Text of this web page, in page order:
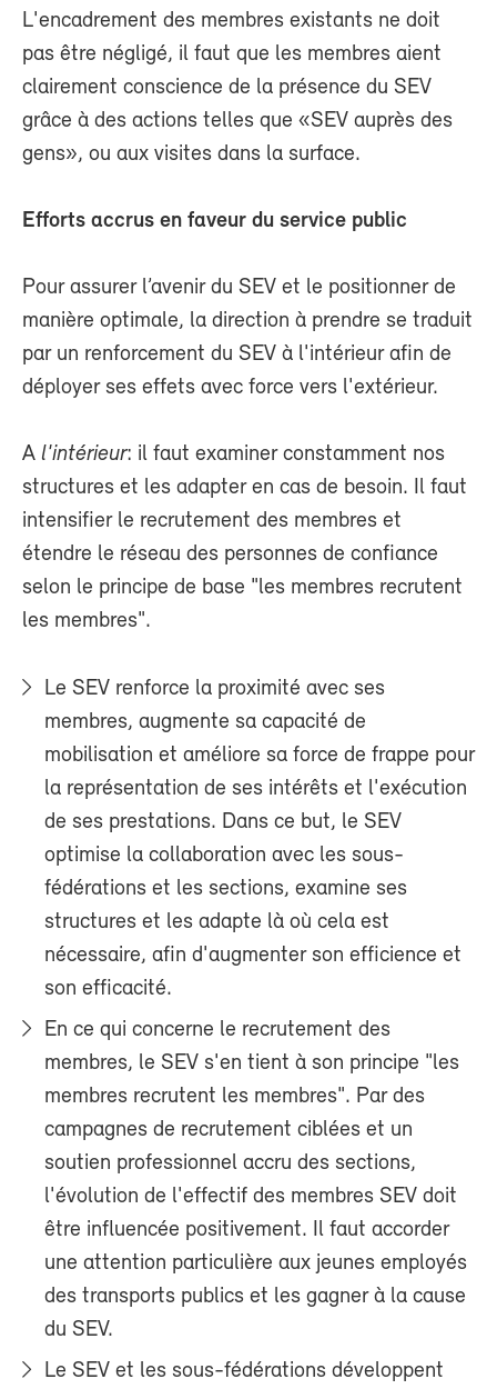
L'encadrement des membres existants ne doit
pas être négligé, il faut que les membres aient
clairement conscience de la présence du SEV
grâce à des actions telles que «SEV auprès des
gens», ou aux visites dans la surface.
Efforts accrus en faveur du service public
Pour assurer l’avenir du SEV et le positionner de
manière optimale, la direction à prendre se traduit
par un renforcement du SEV à l'intérieur afin de
déployer ses effets avec force vers l'extérieur.
A l'intérieur: il faut examiner constamment nos
structures et les adapter en cas de besoin. Il faut
intensifier le recrutement des membres et
étendre le réseau des personnes de confiance
selon le principe de base "les membres recrutent
les membres".
Le SEV renforce la proximité avec ses
membres, augmente sa capacité de
mobilisation et améliore sa force de frappe pour
la représentation de ses intérêts et l'exécution
de ses prestations. Dans ce but, le SEV
optimise la collaboration avec les sous-
fédérations et les sections, examine ses
structures et les adapte là où cela est
nécessaire, afin d'augmenter son efficience et
son efficacité.
En ce qui concerne le recrutement des
membres, le SEV s'en tient à son principe "les
membres recrutent les membres". Par des
campagnes de recrutement ciblées et un
soutien professionnel accru des sections,
l'évolution de l'effectif des membres SEV doit
être influencée positivement. Il faut accorder
une attention particulière aux jeunes employés
des transports publics et les gagner à la cause
du SEV.
Le SEV et les sous-fédérations développent